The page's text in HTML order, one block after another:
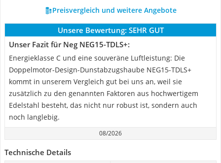
Preisvergleich und weitere Angebote
Unsere Bewertung: SEHR GUT
Unser Fazit für Neg NEG15-TDLS+:
Energieklasse C und eine souveräne Luftleistung: Die
Doppelmotor-Design-Dunstabzugshaube NEG15-TDLS+
kommt in unserem Vergleich gut bei uns an, weil sie
zusätzlich zu den genannten Faktoren aus hochwertigem
Edelstahl besteht, das nicht nur robust ist, sondern auch
noch langlebig.
08/2026
Technische Details